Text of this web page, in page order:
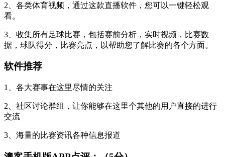
2、各类体育视频，通过这款直播软件，您可以一键轻松观
看。
3、收集所有足球比赛，包括赛前分析，实时视频，比赛数
据，球队得分，比赛亮点，以帮助您了解比赛的各个方面。
软件推荐
1、各大赛事在这里尽情的关注
2、社区讨论群组，让你能够在这里个其他的用户直接的进行
交流
3、海量的比赛资讯各种信息报道